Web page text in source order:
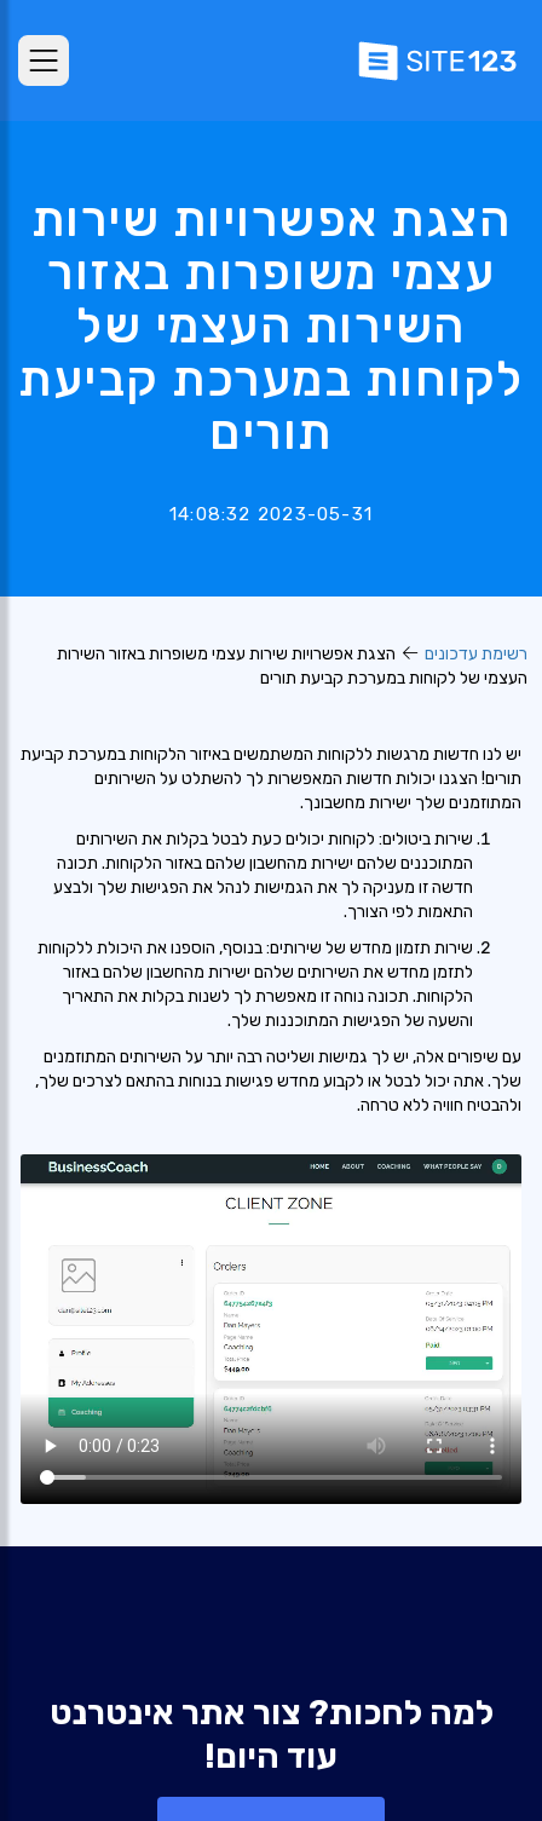
הצגת אפשרויות שירות
עצמי משופרות באזור
השירות העצמי של
לקוחות במערכת קביעת
תורים
2023-05-31 14:08:32
רשימת עדכונים
הצגת אפשרויות שירות עצמי משופרות באזור השירות
העצמי של לקוחות במערכת קביעת תורים
יש לנו חדשות מרגשות ללקוחות המשתמשים באיזור הלקוחות במערכת קביעת
תורים! הצגנו יכולות חדשות המאפשרות לך להשתלט על השירותים
המתוזמנים שלך ישירות מחשבונך.
שירות ביטולים: לקוחות יכולים כעת לבטל בקלות את השירותים
המתוכננים שלהם ישירות מהחשבון שלהם באזור הלקוחות. תכונה
חדשה זו מעניקה לך את הגמישות לנהל את הפגישות שלך ולבצע
התאמות לפי הצורך.
שירות תזמון מחדש של שירותים: בנוסף, הוספנו את היכולת ללקוחות
לתזמן מחדש את השירותים שלהם ישירות מהחשבון שלהם באזור
הלקוחות. תכונה נוחה זו מאפשרת לך לשנות בקלות את התאריך
והשעה של הפגישות המתוכננות שלך.
עם שיפורים אלה, יש לך גמישות ושליטה רבה יותר על השירותים המתוזמנים
שלך. אתה יכול לבטל או לקבוע מחדש פגישות בנוחות בהתאם לצרכים שלך,
ולהבטיח חוויה ללא טרחה.
למה לחכות? צור אתר אינטרנט
עוד היום!